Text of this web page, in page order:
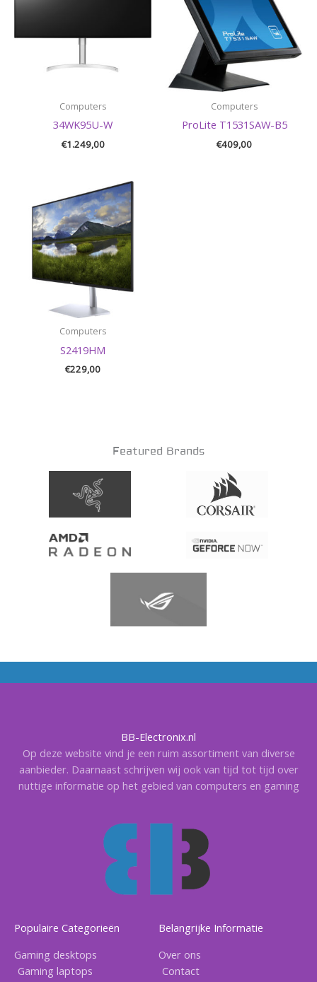
Computers
34WK95U-W
€1.249,00
Computers
ProLite T1531SAW-B5
€409,00
Computers
S2419HM
€229,00
Featured Brands
BB-Electronix.nl
Op deze website vind je een ruim assortiment van diverse
aanbieder. Daarnaast schrijven wij ook van tijd tot tijd over
nuttige informatie op het gebied van computers en gaming
Populaire Categorieën
Gaming desktops
Gaming laptops
Belangrijke Informatie
Over ons
Contact